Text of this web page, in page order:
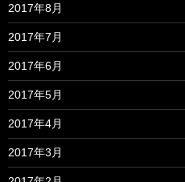
2017年8月
2017年7月
2017年6月
2017年5月
2017年4月
2017年3月